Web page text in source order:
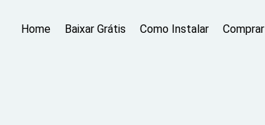
Home Baixar Grátis Como Instalar Comprar